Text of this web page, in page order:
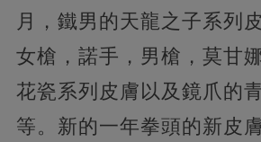
月，鐵男的天龍之子系列
女槍，諾手，男槍，莫甘
花瓷系列皮膚以及鏡爪的
等。新的一年拳頭的新皮